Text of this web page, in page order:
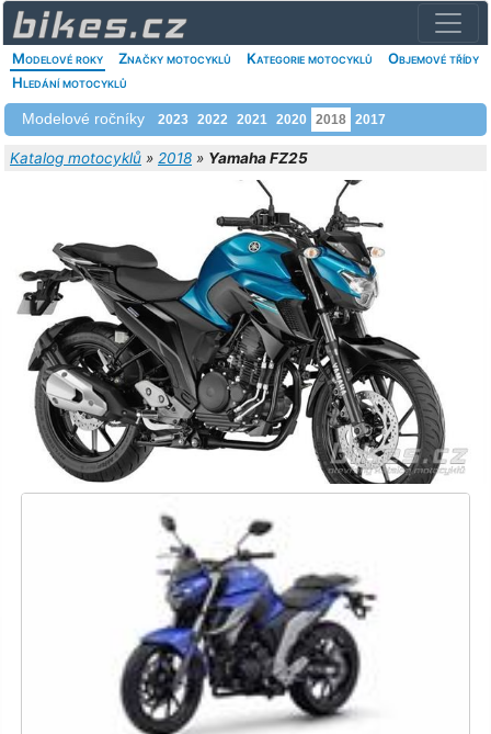
Modelové roky Značky motocyklů Kategorie motocyklů
Objemové třídy
Hledání motocyklů
Modelové ročníky 2023 2022 2021 2020 2018 2017
Katalog motocyklů » 2018 » Yamaha FZ25